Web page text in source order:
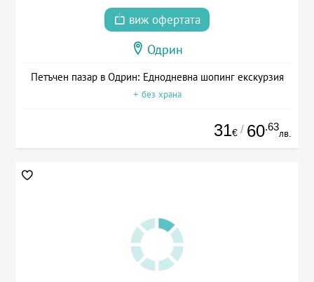
виж офертата
Одрин
Петъчен пазар в Одрин: Еднодневна шопинг екскурзия
+ без храна
31€ / 60.63
лв.